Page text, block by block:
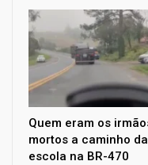
Quem eram os
mortos a caminho da
escola na BR-470